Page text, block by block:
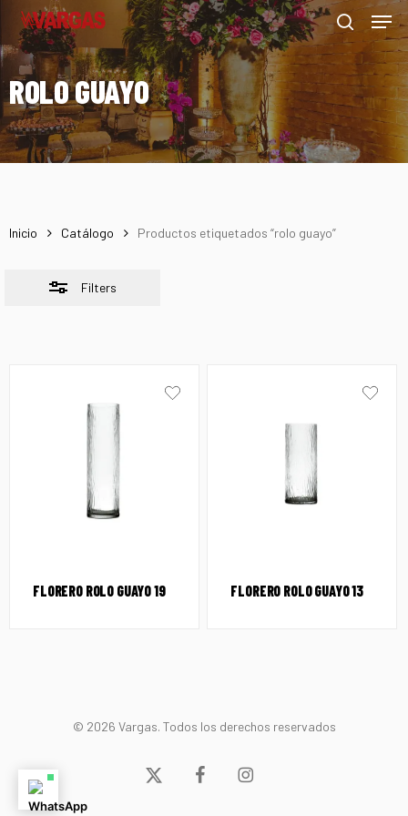
Skip
main
content
search
Menu
ROLO GUAYO
Inicio Catálogo Productos etiquetados “rolo guayo”
Filters
Close
Filters
FLORERO ROLO GUAYO 19 FLORERO ROLO GUAYO 13
© 2026 Vargas. Todos los derechos reservados
x-
facebookinstagram
Menu